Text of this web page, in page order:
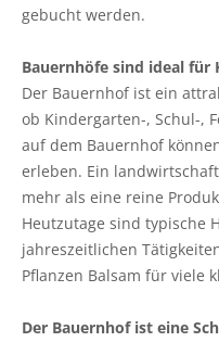
gebucht werden.
Bauernhöfe sind ideal für
Der Bauernhof ist ein
ob Kindergarten-, Schul-,
auf dem Bauernhof
erleben. Ein
mehr als eine reine
Heutzutage sind typische
jahreszeitlichen
Pflanzen Balsam für viele
Der Bauernhof ist eine